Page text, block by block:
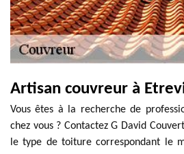
Artisan couvreur à
Vous êtes à la recherche de
chez vous ? Contactez G David
le type de toiture correspondant le